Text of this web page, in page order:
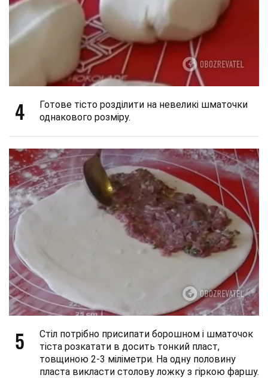
4
Готове тісто розділити на невеликі шматочки
однакового розміру.
5
Стіл потрібно присипати борошном і шматочок
тіста розкатати в досить тонкий пласт,
товщиною 2-3 міліметри. На одну половину
пласта викласти столову ложку з гіркою фаршу.